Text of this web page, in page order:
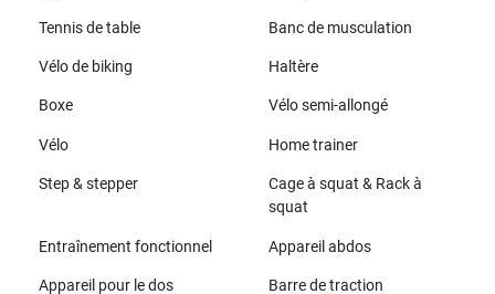
Tennis de table Banc de musculation
Vélo de biking Haltère
Boxe Vélo semi-allongé
Vélo Home trainer
Step & stepper
Cage à squat & Rack à
squat
Entraînement fonctionnel Appareil abdos
Appareil pour le dos Barre de traction